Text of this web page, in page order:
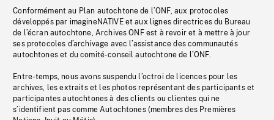
Conformément au Plan autochtone de l’ONF, aux protocoles
développés par imagineNATIVE et aux lignes directrices du Bureau
de l’écran autochtone, Archives ONF est à revoir et à mettre à jour
ses protocoles d’archivage avec l’assistance des communautés
autochtones et du comité-conseil autochtone de l’ONF.
Entre-temps, nous avons suspendu l’octroi de licences pour les
archives, les extraits et les photos représentant des participants et
participantes autochtones à des clients ou clientes qui ne
s’identifient pas comme Autochtones (membres des Premières